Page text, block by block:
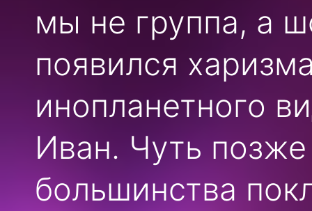
мы не группа, а
появился
инопланетного
Иван. Чуть
большинства